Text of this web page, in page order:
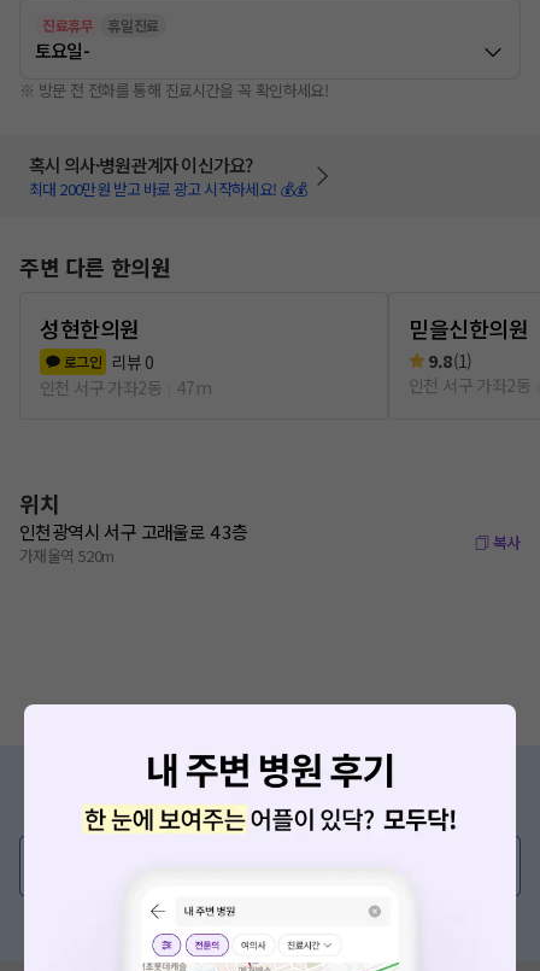
진료휴무 휴일진료
토요일-
※ 방문 전 전화를 통해 진료시간을 꼭 확인하세요!
혹시 의사·병원관계자 이신가요?
최대 200만원 받고 바로 광고 시작하세요! 💰💰
주변 다른 한의원
성현한의원
로그인 리뷰 0
인천 서구 가좌2동
47m
믿을신한의원
9.8(1)
인천 서구 가좌2동
위치
인천광역시 서구 고래울로 4 3층
가재울역 520m
복사
증상/치료, 궁금한 점이 있나요?
의사가 직접 답해드려요!
혹은, 의료상담 서비스에 다양한 게시글 보러가기